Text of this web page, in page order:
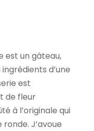
est un gâteau,
d’une
est
de fleur
à l’originale qui
J’avoue